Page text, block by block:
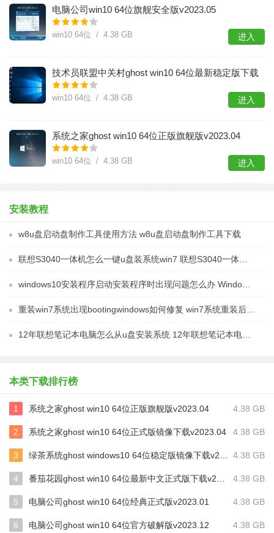
电脑公司win10 64位旗舰安全版v2023.05
win10 64位 / 4.38 GB 进入
​技术员联盟中关村ghost win10 64位最新稳定版下载
v2023.04
win10 64位 / 4.38 GB 进入
系统之家ghost win10 64位正版旗舰版v2023.04
win10 64位 / 4.38 GB 进入
安装教程
w8u盘启动盘制作工具使用方法 w8u盘启动盘制作工具下载
本类下载排行榜
1 系统之家ghost win10 64位正版旗舰版v2023.04 4.38 GB
2 系统之家ghost win10 64位正式版镜像下载v2023.04 4.38 GB
3 4.38 GB
4 4.38 GB
5 电脑公司ghost win10 64位经典正式版v2023.01 4.38 GB
6 电脑公司ghost win10 64位官方破解版v2023.12 4.38 GB